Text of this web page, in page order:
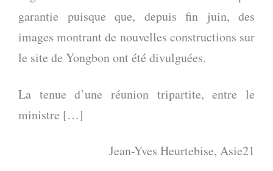
garantie puisque que, depuis fin juin, des
images montrant de nouvelles constructions sur
le site de Yongbon ont été divulguées.
La tenue d’une réunion tripartite, entre le
ministre […]
Jean-Yves Heurtebise, Asie21